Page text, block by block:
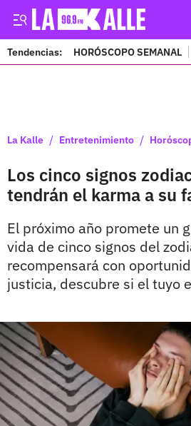
Tendencias: HORÓSCOPO SEMANAL
La Kalle / Entretenimiento /
Los cinco signos
tendrán el karma a su
El próximo año promete un
vida de cinco signos del
recompensará con
justicia, descubre si el tuyo